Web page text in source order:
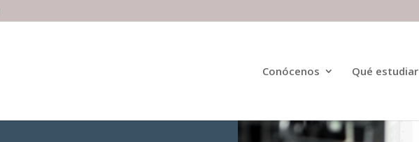
Conócenos Qué estudiar